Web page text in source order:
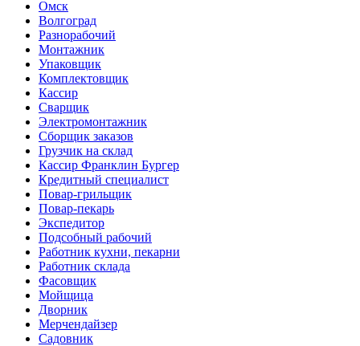
Омск
Волгоград
Разнорабочий
Монтажник
Упаковщик
Комплектовщик
Кассир
Сварщик
Электромонтажник
Сборщик заказов
Грузчик на склад
Кассир Франклин Бургер
Кредитный специалист
Повар-грильщик
Повар-пекарь
Экспедитор
Подсобный рабочий
Работник кухни, пекарни
Работник склада
Фасовщик
Мойщица
Дворник
Мерчендайзер
Садовник